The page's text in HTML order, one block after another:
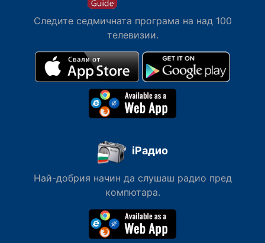
Следите седмичната програма на над 100
телевизии.
iРадио
Най-добрия начин да слушаш радио пред
компютара.